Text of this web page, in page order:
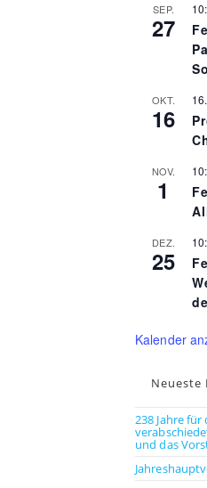
SEP.
27
OKT.
16
NOV.
1
DEZ.
25
Kalender
Neueste
238 Jahre
und das